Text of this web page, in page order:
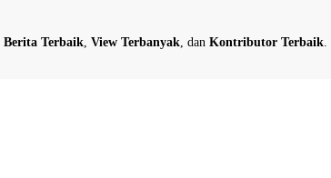
Berita Terbaik View Terbanyak , dan Kontributor Terbaik